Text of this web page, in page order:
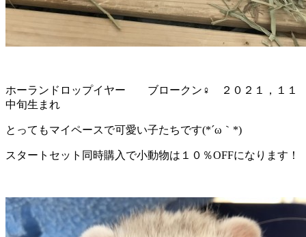
ホーランドロップイヤー ブロークン♀ ２０２１，１１
中旬生まれ
とってもマイペースで可愛い子たちです(*´ω｀*)
スタートセット同時購入で小動物は１０％OFFになります！